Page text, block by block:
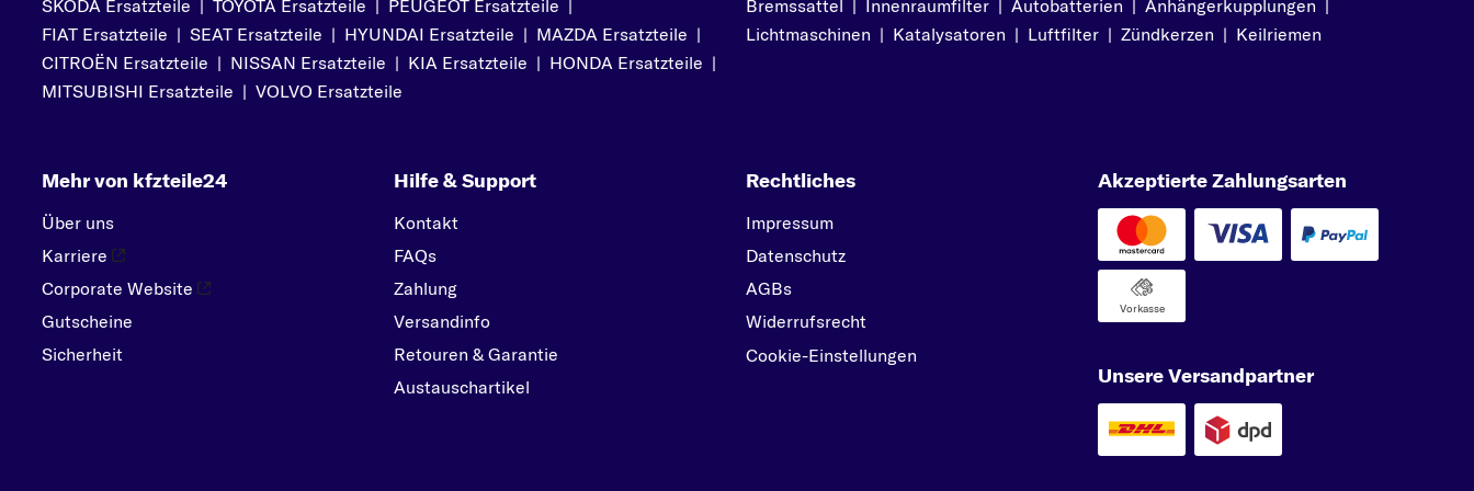
PEUGEOT
PORSCHE
R
SKODA
SMART
SUBARU
SUZUKI
TOYOTA
SKODA Ersatzteile | TOYOTA Ersatzteile | PEUGEOT Ersatzteile |
FIAT Ersatzteile | SEAT Ersatzteile | HYUNDAI Ersatzteile | MAZDA Ersatzteile |
CITROËN Ersatzteile | NISSAN Ersatzteile | KIA Ersatzteile | HONDA Ersatzteile |
MITSUBISHI Ersatzteile | VOLVO Ersatzteile
Bremssattel | Innenraumfilter | Autobatterien | Anhängerkupplungen |
Lichtmaschinen | Katalysatoren | Luftfilter | Zündkerzen | Keilriemen
Mehr von kfzteile24
Über uns
Karriere
Corporate Website
Gutscheine
Sicherheit
Hilfe & Support
Kontakt
FAQs
Zahlung
Versandinfo
Retouren & Garantie
Austauschartikel
Rechtliches
Impressum
Datenschutz
AGBs
Widerrufsrecht
Cookie-Einstellungen
Akzeptierte Zahlungsarten
Vorkasse
Unsere Versandpartner